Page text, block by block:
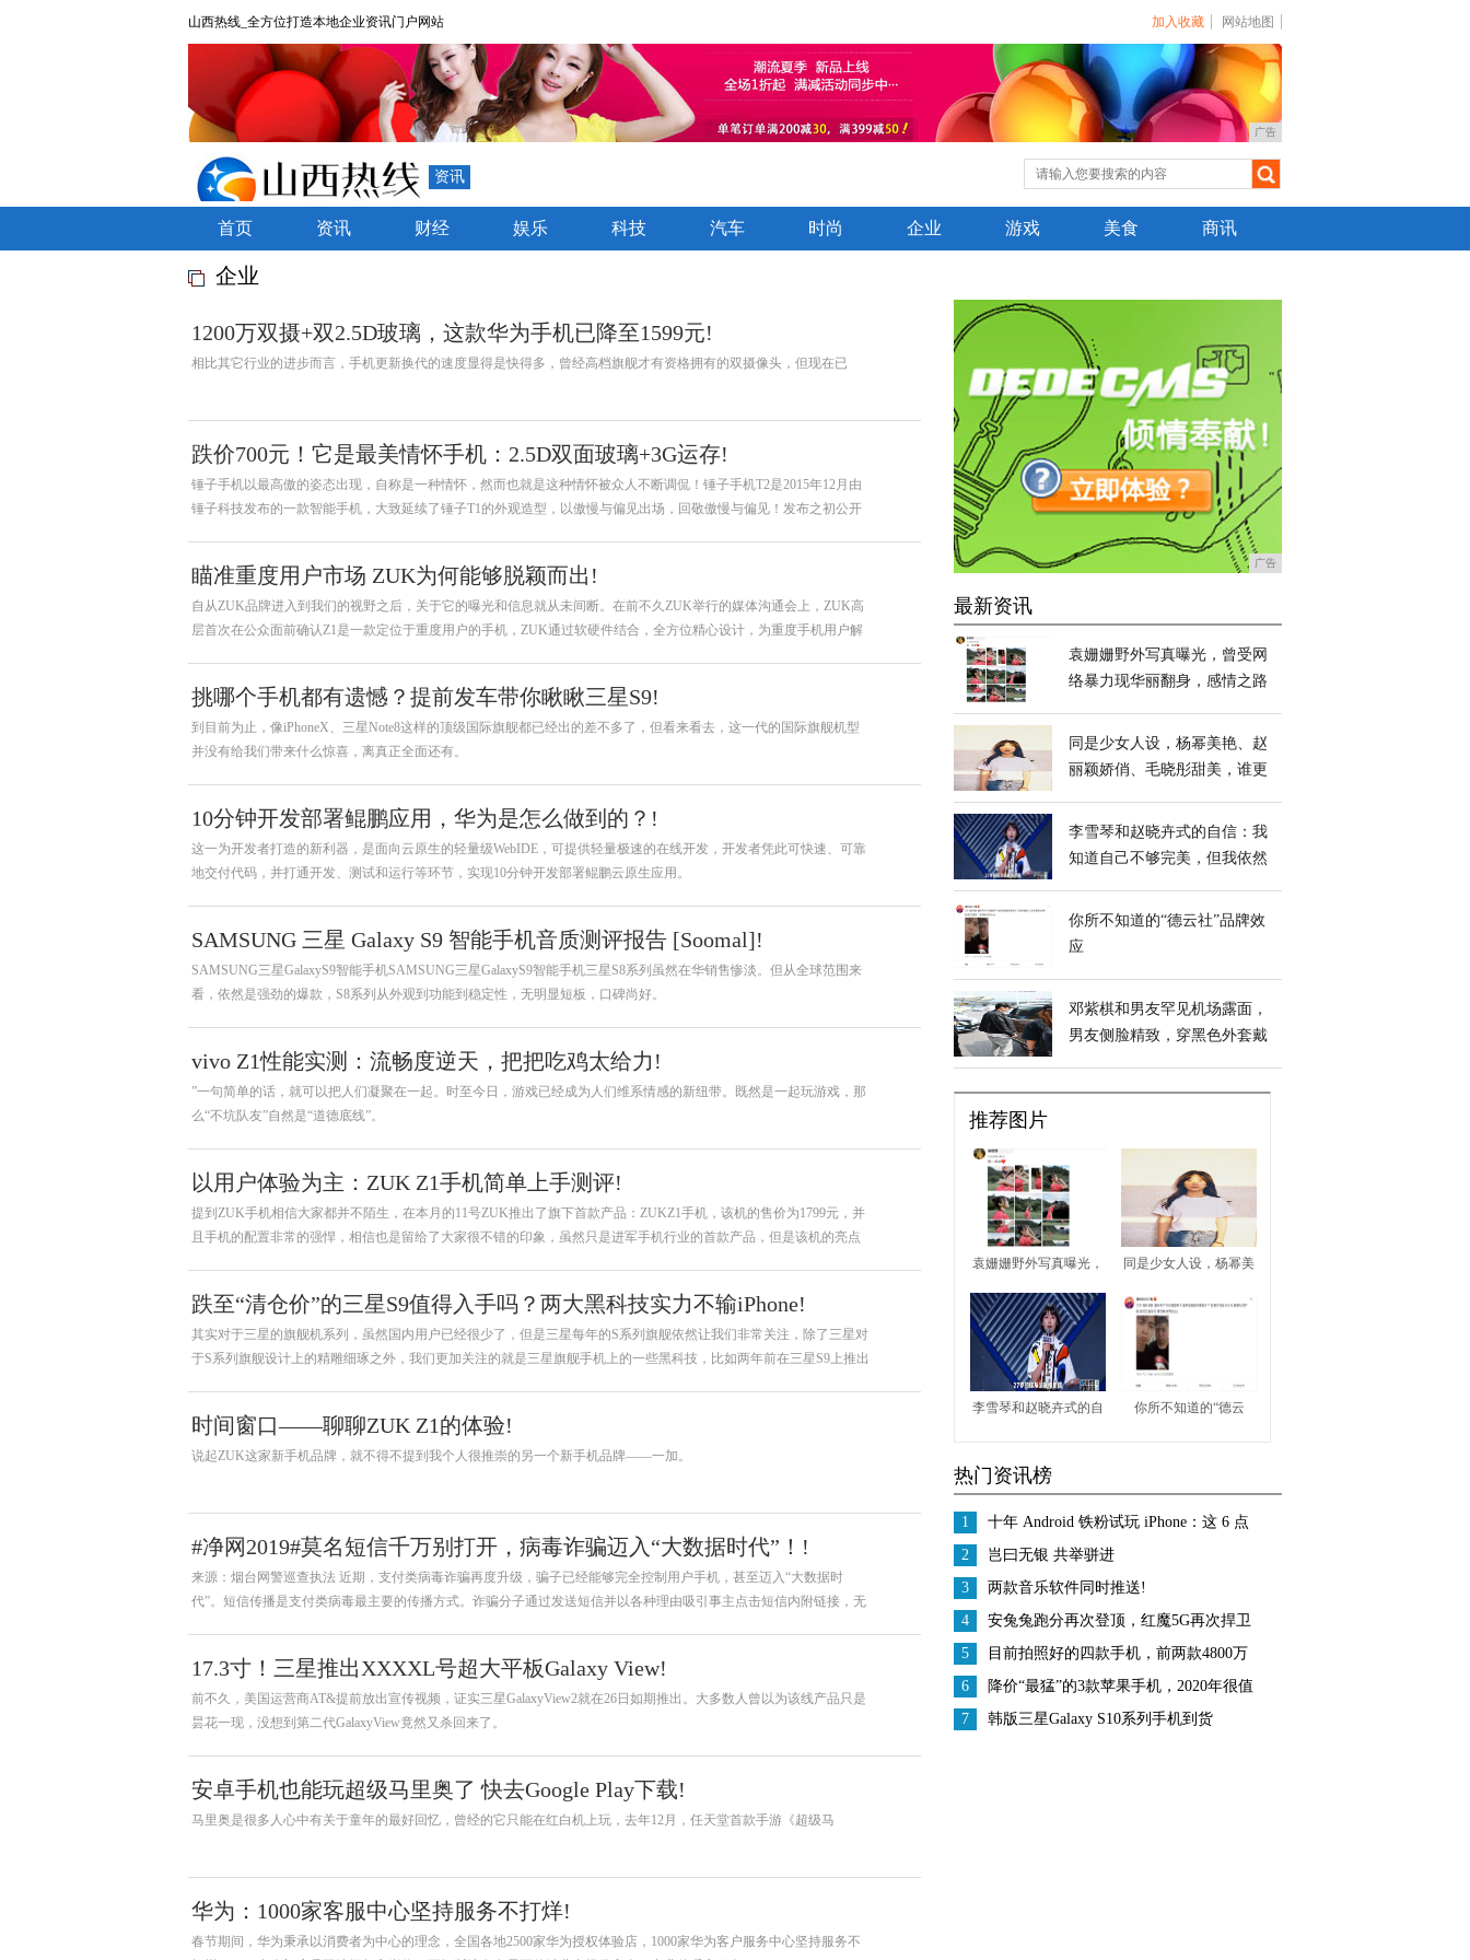
山西热线_全方位打造本地企业资讯门户网站 加入收藏 网站地图
广告
资讯
首页 资讯 财经 娱乐 科技 汽车 时尚 企业 游戏 美食 商讯
企业
1200万双摄+双2.5D玻璃，这款华为手机已降至1599元!
相比其它行业的进步而言，手机更新换代的速度显得是快得多，曾经高档旗舰才有资格拥有的双摄像头，但现在已
跌价700元！它是最美情怀手机：2.5D双面玻璃+3G运存!
锤子手机以最高傲的姿态出现，自称是一种情怀，然而也就是这种情怀被众人不断调侃！锤子手机T2是2015年12月由
锤子科技发布的一款智能手机，大致延续了锤子T1的外观造型，以傲慢与偏见出场，回敬傲慢与偏见！发布之初公开
瞄准重度用户市场 ZUK为何能够脱颖而出!
自从ZUK品牌进入到我们的视野之后，关于它的曝光和信息就从未间断。在前不久ZUK举行的媒体沟通会上，ZUK高
层首次在公众面前确认Z1是一款定位于重度用户的手机，ZUK通过软硬件结合，全方位精心设计，为重度手机用户解
挑哪个手机都有遗憾？提前发车带你瞅瞅三星S9!
到目前为止，像iPhoneX、三星Note8这样的顶级国际旗舰都已经出的差不多了，但看来看去，这一代的国际旗舰机型
并没有给我们带来什么惊喜，离真正全面还有。
10分钟开发部署鲲鹏应用，华为是怎么做到的？!
这一为开发者打造的新利器，是面向云原生的轻量级WebIDE，可提供轻量极速的在线开发，开发者凭此可快速、可靠
地交付代码，并打通开发、测试和运行等环节，实现10分钟开发部署鲲鹏云原生应用。
SAMSUNG 三星 Galaxy S9 智能手机音质测评报告 [Soomal]!
SAMSUNG三星GalaxyS9智能手机SAMSUNG三星GalaxyS9智能手机三星S8系列虽然在华销售惨淡。但从全球范围来
看，依然是强劲的爆款，S8系列从外观到功能到稳定性，无明显短板，口碑尚好。
vivo Z1性能实测：流畅度逆天，把把吃鸡太给力!
”一句简单的话，就可以把人们凝聚在一起。时至今日，游戏已经成为人们维系情感的新纽带。既然是一起玩游戏，那
么“不坑队友”自然是“道德底线”。
以用户体验为主：ZUK Z1手机简单上手测评!
提到ZUK手机相信大家都并不陌生，在本月的11号ZUK推出了旗下首款产品：ZUKZ1手机，该机的售价为1799元，并
且手机的配置非常的强悍，相信也是留给了大家很不错的印象，虽然只是进军手机行业的首款产品，但是该机的亮点
跌至“清仓价”的三星S9值得入手吗？两大黑科技实力不输iPhone!
其实对于三星的旗舰机系列，虽然国内用户已经很少了，但是三星每年的S系列旗舰依然让我们非常关注，除了三星对
于S系列旗舰设计上的精雕细琢之外，我们更加关注的就是三星旗舰手机上的一些黑科技，比如两年前在三星S9上推出
时间窗口——聊聊ZUK Z1的体验!
说起ZUK这家新手机品牌，就不得不提到我个人很推崇的另一个新手机品牌——一加。
#净网2019#莫名短信千万别打开，病毒诈骗迈入“大数据时代”！!
来源：烟台网警巡查执法 近期，支付类病毒诈骗再度升级，骗子已经能够完全控制用户手机，甚至迈入“大数据时
代”。短信传播是支付类病毒最主要的传播方式。诈骗分子通过发送短信并以各种理由吸引事主点击短信内附链接，无
17.3寸！三星推出XXXXL号超大平板Galaxy View!
前不久，美国运营商AT&提前放出宣传视频，证实三星GalaxyView2就在26日如期推出。大多数人曾以为该线产品只是
昙花一现，没想到第二代GalaxyView竟然又杀回来了。
安卓手机也能玩超级马里奥了 快去Google Play下载!
马里奥是很多人心中有关于童年的最好回忆，曾经的它只能在红白机上玩，去年12月，任天堂首款手游《超级马
华为：1000家客服中心坚持服务不打烊!
春节期间，华为秉承以消费者为中心的理念，全国各地2500家华为授权体验店，1000家华为客户服务中心坚持服务不
广告
最新资讯
袁姗姗野外写真曝光，曾受网
络暴力现华丽翻身，感情之路
同是少女人设，杨幂美艳、赵
丽颖娇俏、毛晓彤甜美，谁更
李雪琴和赵晓卉式的自信：我
知道自己不够完美，但我依然
你所不知道的“德云社”品牌效
应
邓紫棋和男友罕见机场露面，
男友侧脸精致，穿黑色外套戴
推荐图片
袁姗姗野外写真曝光，
曾受网络暴力现华丽翻
身，感情之路扑朔迷离
同是少女人设，杨幂美
艳、赵丽颖娇俏、毛晓
彤甜美，谁更胜一筹？
李雪琴和赵晓卉式的自
美，但我依然自信
你所不知道的“德云
热门资讯榜
1
十年 Android 铁粉试玩 iPhone：这 6 点
不能接受
2
岂曰无银 共举骈进
3
两款音乐软件同时推送!
4
安兔兔跑分再次登顶，红魔5G再次捍卫
游戏手机王者地位
5
目前拍照好的四款手机，前两款4800万
像素，最后一款能拍月亮
6
降价“最猛”的3款苹果手机，2020年很值
得入手，款款性价比高
7 韩版三星Galaxy S10系列手机到货